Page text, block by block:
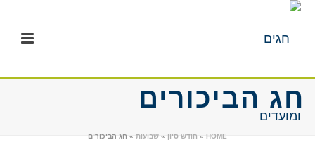
חג הביכורים
HOME
» חודש סיון » שבועות » חג הביכורים